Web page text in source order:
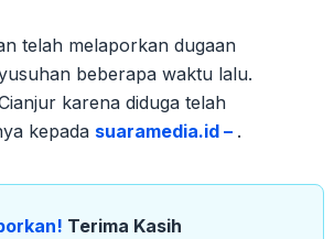
telah melaporkan dugaan
beberapa waktu lalu.
karena diduga telah
kepada suaramedia.id – .
Terima Kasih